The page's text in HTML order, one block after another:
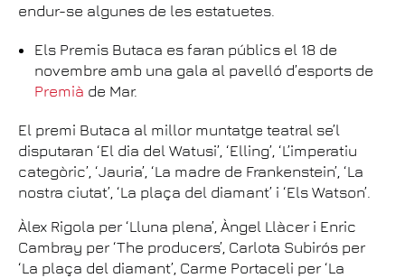
endur-se algunes de les estatuetes.
Els Premis Butaca es faran públics el 18 de
novembre amb una gala al pavelló d’esports de
Premià de Mar.
El premi Butaca al millor muntatge teatral se’l
disputaran ‘El dia del Watusi’, ‘Elling’, ‘L’imperatiu
categòric’, ‘Jauria’, ‘La madre de Frankenstein’, ‘La
nostra ciutat’, ‘La plaça del diamant’ i ‘Els Watson’.
Àlex Rigola per ‘Lluna plena’, Àngel Llàcer i Enric
Cambray per ‘The producers’, Carlota Subirós per
‘La plaça del diamant’, Carme Portaceli per ‘La